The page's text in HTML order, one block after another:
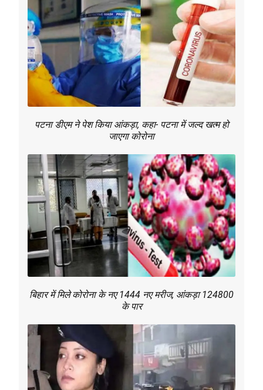
पटना डीएम ने पेश किया आंकड़ा, कहा- पटना में जल्द खत्म हो
जाएगा कोरोना
बिहार में मिले कोरोना के नए 1444 नए मरीज, आंकड़ा 124800
के पार